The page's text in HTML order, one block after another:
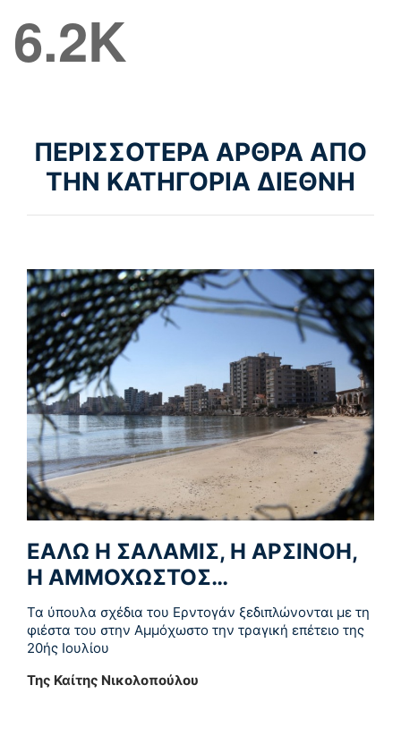
6.2K
ΠΕΡΙΣΣΟΤΕΡΑ ΑΡΘΡΑ ΑΠΟ
ΤΗΝ ΚΑΤΗΓΟΡΙΑ ΔΙΕΘΝΗ
ΕΑΛΩ Η ΣΑΛΑΜΙΣ, Η ΑΡΣΙΝΟΗ,
Η ΑΜΜΟΧΩΣΤΟΣ…
Τα ύπουλα σχέδια του Ερντογάν ξεδιπλώνονται με τη
φιέστα του στην Αμμόχωστο την τραγική επέτειο της
20ής Ιουλίου
Της Καίτης Νικολοπούλου